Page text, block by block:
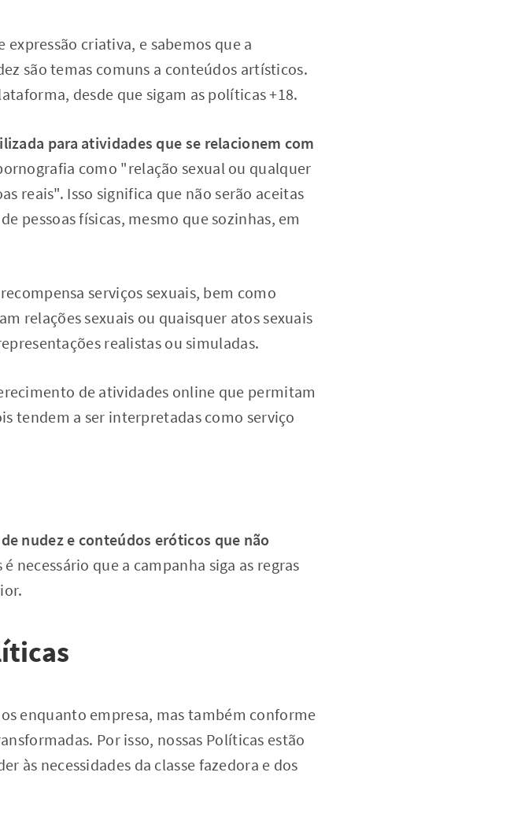
expressão criativa, e sabemos que a
são temas comuns a conteúdos artísticos.
desde que sigam as políticas +18.
para atividades que se relacionem com
como "relação sexual ou qualquer
reais". Isso significa que não serão aceitas
pessoas físicas, mesmo que sozinhas, em
serviços sexuais, bem como
relações sexuais ou quaisquer atos sexuais
realistas ou simuladas.
de atividades online que permitam
tendem a ser interpretadas como serviço
nudez e conteúdos eróticos que não
é necessário que a campanha siga as regras
enquanto empresa, mas também conforme
Por isso, nossas Políticas estão
às necessidades da classe fazedora e dos